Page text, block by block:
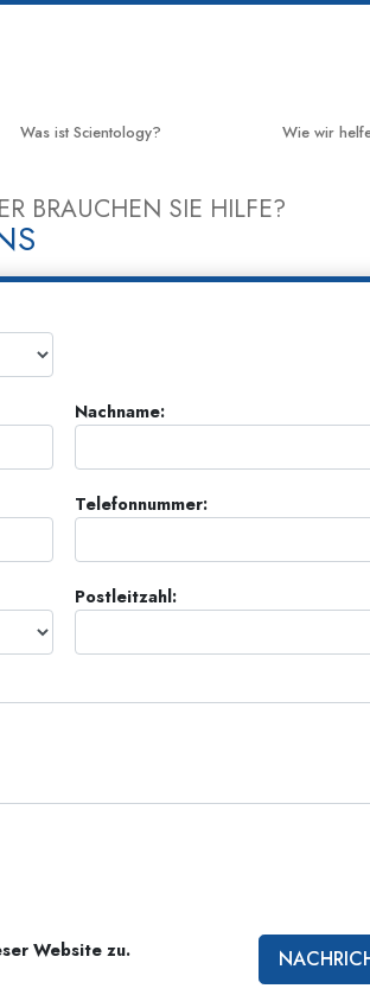
Was ist Scientology?
Scientology Bekenntnisse und
Kodizes
Lernen Sie einen Scientologen kennen
Innerhalb einer Scientology Kirche
Eine Einführung in die Dianetik
Liebe und Hass – Was ist Größe?
Wie wir
Criminon
United for
BRAUCHEN SIE HILFE?
Nachname:
Telefonnummer:
Postleitzahl:
Website zu.